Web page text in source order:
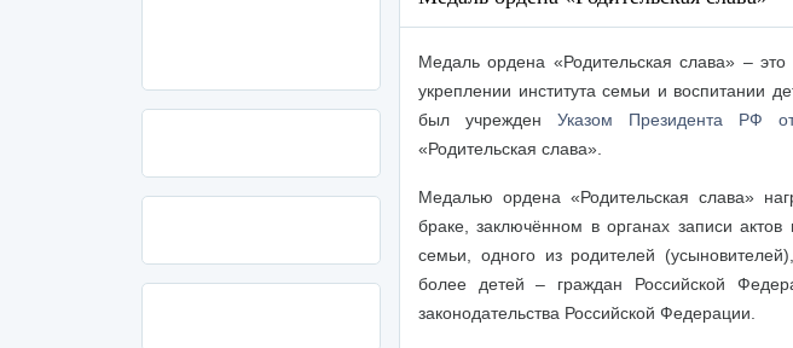
Медаль ордена «Родительская слава» – это
укреплении института семьи и воспитании
был учрежденУказом Президента РФ
«Родительская слава».
Медалью ордена «Родительская слава»
браке, заключённом в органах записи
семьи, одного из родителей
более детей – граждан Российской
законодательства Российской Федерации.